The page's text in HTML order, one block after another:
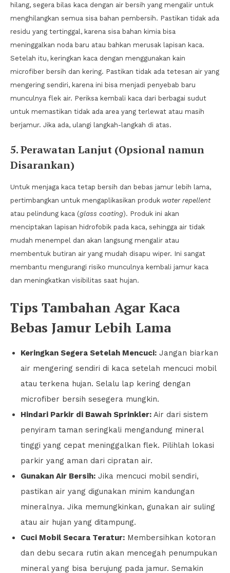
hilang, segera bilas kaca dengan air bersih yang mengalir untuk
menghilangkan semua sisa bahan pembersih. Pastikan tidak ada
residu yang tertinggal, karena sisa bahan kimia bisa
meninggalkan noda baru atau bahkan merusak lapisan kaca.
Setelah itu, keringkan kaca dengan menggunakan kain
microfiber bersih dan kering. Pastikan tidak ada tetesan air yang
mengering sendiri, karena ini bisa menjadi penyebab baru
munculnya flek air. Periksa kembali kaca dari berbagai sudut
untuk memastikan tidak ada area yang terlewat atau masih
berjamur. Jika ada, ulangi langkah-langkah di atas.
5. Perawatan Lanjut (Opsional namun
Disarankan)
Untuk menjaga kaca tetap bersih dan bebas jamur lebih lama,
pertimbangkan untuk mengaplikasikan produk water repellent
atau pelindung kaca (glass coating). Produk ini akan
menciptakan lapisan hidrofobik pada kaca, sehingga air tidak
mudah menempel dan akan langsung mengalir atau
membentuk butiran air yang mudah disapu wiper. Ini sangat
membantu mengurangi risiko munculnya kembali jamur kaca
dan meningkatkan visibilitas saat hujan.
Tips Tambahan Agar Kaca
Bebas Jamur Lebih Lama
Keringkan Segera Setelah Mencuci: Jangan biarkan
air mengering sendiri di kaca setelah mencuci mobil
atau terkena hujan. Selalu lap kering dengan
microfiber bersih sesegera mungkin.
Hindari Parkir di Bawah Sprinkler: Air dari sistem
penyiram taman seringkali mengandung mineral
tinggi yang cepat meninggalkan flek. Pilihlah lokasi
parkir yang aman dari cipratan air.
Gunakan Air Bersih: Jika mencuci mobil sendiri,
pastikan air yang digunakan minim kandungan
mineralnya. Jika memungkinkan, gunakan air suling
atau air hujan yang ditampung.
Cuci Mobil Secara Teratur: Membersihkan kotoran
dan debu secara rutin akan mencegah penumpukan
mineral yang bisa berujung pada jamur. Semakin